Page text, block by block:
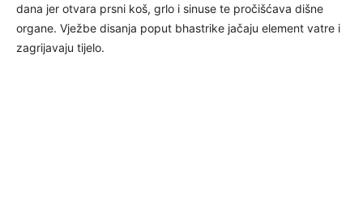
dana jer otvara prsni koš, grlo i sinuse te pročišćava dišne
organe. Vježbe disanja poput bhastrike jačaju element vatre i
zagrijavaju tijelo.